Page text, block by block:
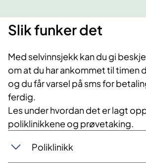
Slik funker det
Med selvinnsjekk kan du gi
om at du har ankommet til timen
og du får varsel på sms for
ferdig.
Les under hvordan det er lagt
poliklinikkene og prøvetaking.
Poliklinikk